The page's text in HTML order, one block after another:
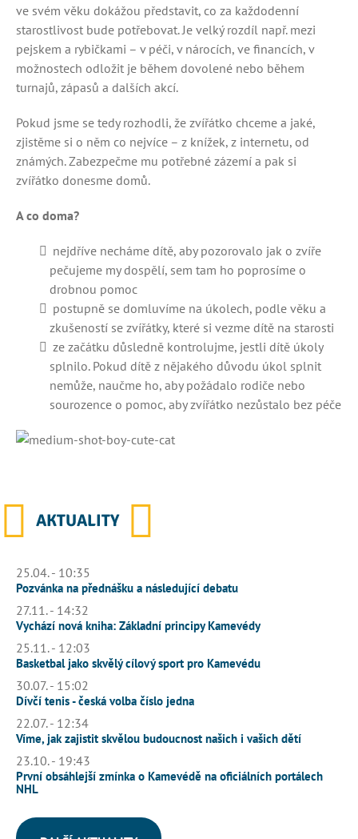
ve svém věku dokážou představit, co za každodenní
starostlivost bude potřebovat. Je velký rozdíl např. mezi
pejskem a rybičkami – v péči, v nárocích, ve financích, v
možnostech odložit je během dovolené nebo během
turnajů, zápasů a dalších akcí.
Pokud jsme se tedy rozhodli, že zvířátko chceme a jaké,
zjistěme si o něm co nejvíce – z knížek, z internetu, od
známých. Zabezpečme mu potřebné zázemí a pak si
zvířátko donesme domů.
A co doma?
nejdříve necháme dítě, aby pozorovalo jak o zvíře
pečujeme my dospělí, sem tam ho poprosíme o
drobnou pomoc
postupně se domluvíme na úkolech, podle věku a
zkušeností se zvířátky, které si vezme dítě na starosti
ze začátku důsledně kontrolujme, jestli dítě úkoly
splnilo. Pokud dítě z nějakého důvodu úkol splnit
nemůže, naučme ho, aby požádalo rodiče nebo
sourozence o pomoc, aby zvířátko nezůstalo bez péče
AKTUALITY
25.04. - 10:35
Pozvánka na přednášku a následující debatu
27.11. - 14:32
Vychází nová kniha: Základní principy Kamevédy
25.11. - 12:03
Basketbal jako skvělý cílový sport pro Kamevédu
30.07. - 15:02
Dívčí tenis - česká volba číslo jedna
22.07. - 12:34
Víme, jak zajistit skvělou budoucnost našich i vašich dětí
23.10. - 19:43
První obsáhlejší zmínka o Kamevédě na oficiálních portálech
NHL